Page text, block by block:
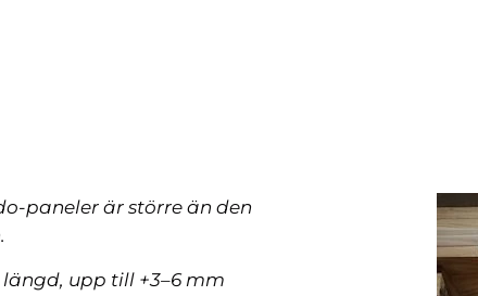
paneler är större än den
längd, upp till +3–6 mm